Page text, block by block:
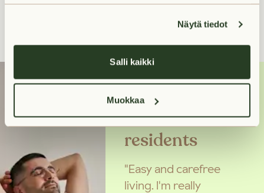
Näytä tiedot
Salli kaikki
Muokkaa
Hear from our
residents
"Easy and carefree
living. I'm really